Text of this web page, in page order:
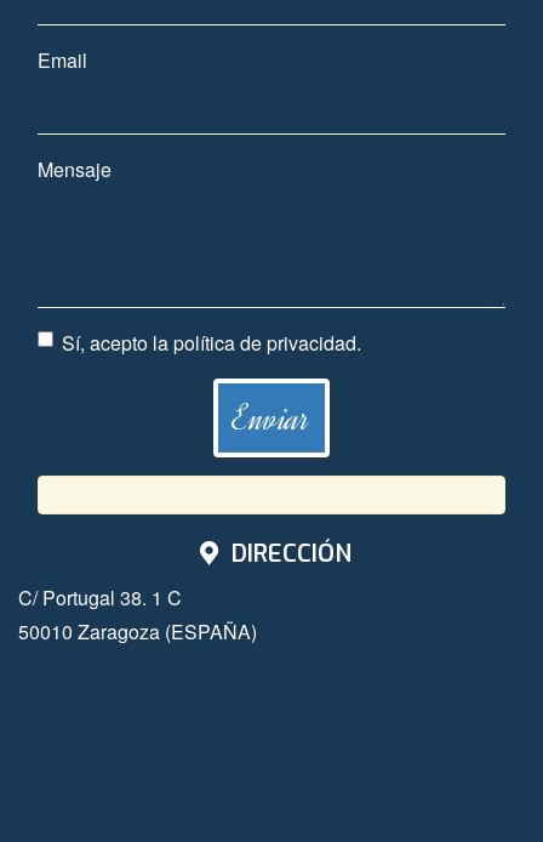
Email
Mensaje
Sí, acepto lapolítica de privacidad.
DIRECCIÓN
C/ Portugal 38. 1 C
50010 Zaragoza (ESPAÑA)